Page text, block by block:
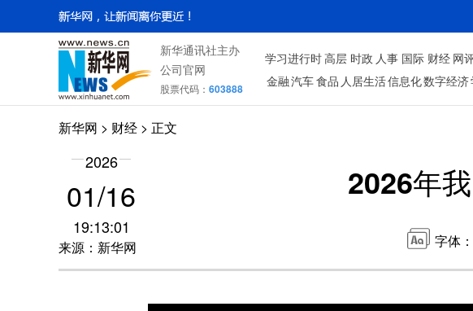
新华通讯社主办
公司官网
股票代码： 603888
学习进行时 高层 时政 人事 国际 财经 网
金融 汽车 食品 人居生活信息化数字经济
新华网 > 财经 > 正文
2026
01/16
19:13:01
来源：新华网
2026年
字体：